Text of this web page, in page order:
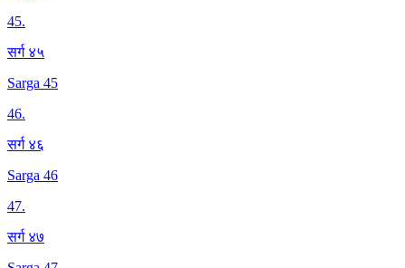
45.
सर्ग ४५
Sarga 45
46.
सर्ग ४६
Sarga 46
47.
सर्ग ४७